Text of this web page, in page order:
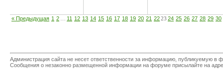
« Предыдущая 1 2 11 12 13 14 15 16 17 18 19 20 21 2223 24 25 26 27 28 29 30
Администрация сайта не несет ответственности за информацию, публикуемую
Сообщения о незаконно размещенной информации на форуме присылайте на